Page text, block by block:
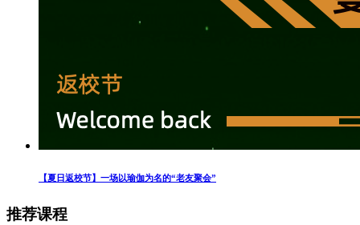
【夏日返校节】一场以瑜伽为名的“老友聚会”
推荐课程